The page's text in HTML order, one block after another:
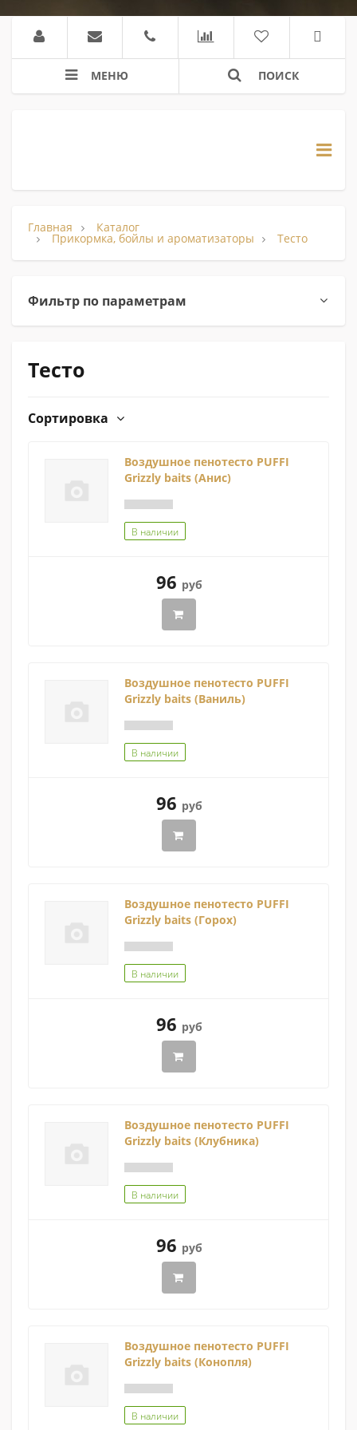
МЕНЮ ПОИСК
Главная Каталог
Прикормка, бойлы и ароматизаторы Тесто
Фильтр по параметрам
Тесто
Сортировка
Воздушное пенотесто PUFFI
Grizzly baits (Анис)
В наличии
96 руб
Воздушное пенотесто PUFFI
Grizzly baits (Ваниль)
В наличии
96 руб
Воздушное пенотесто PUFFI
Grizzly baits (Горох)
В наличии
96 руб
Воздушное пенотесто PUFFI
Grizzly baits (Клубника)
В наличии
96 руб
Воздушное пенотесто PUFFI
Grizzly baits (Конопля)
В наличии